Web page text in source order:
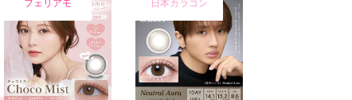
フェリアモ 日本カラコン